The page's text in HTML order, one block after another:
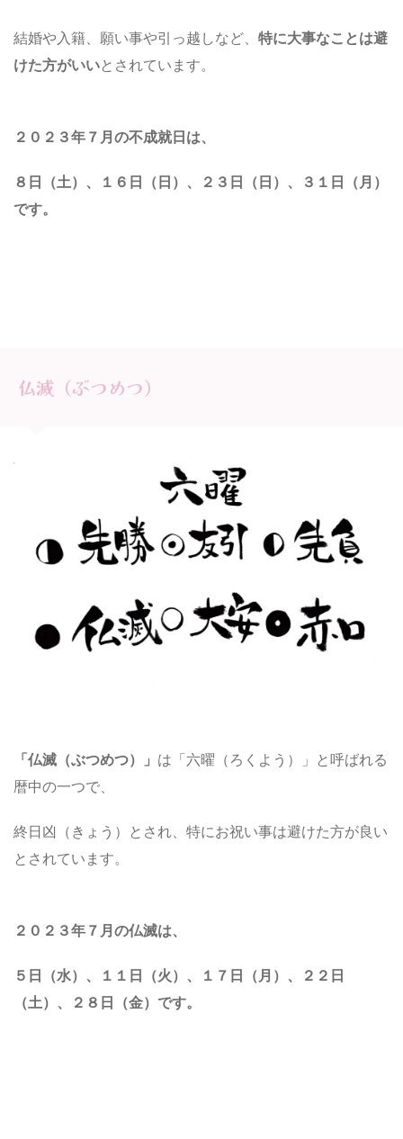
結婚や入籍、願い事や引っ越しなど、 特に大事なことは避
けた方がいいとされています。
２０２３年７月の不成就日は、
８日（土）、１６日（日 ）、２３日（日）、３１日 （月）
です。
仏滅（ぶつめつ）
「仏滅（ぶつめつ）」 は「六曜（ろくよう）」と呼ばれる
暦中の一つで、
終日凶（きょう）とされ、特にお祝い事は避けた方が良い
とされています。
２０２３年７月の仏滅は、
５ 日（水）、１１日（火）、１７日（月）、２２日
（土）、２８日（金） です。